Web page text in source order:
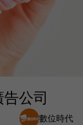
公司
數位時代